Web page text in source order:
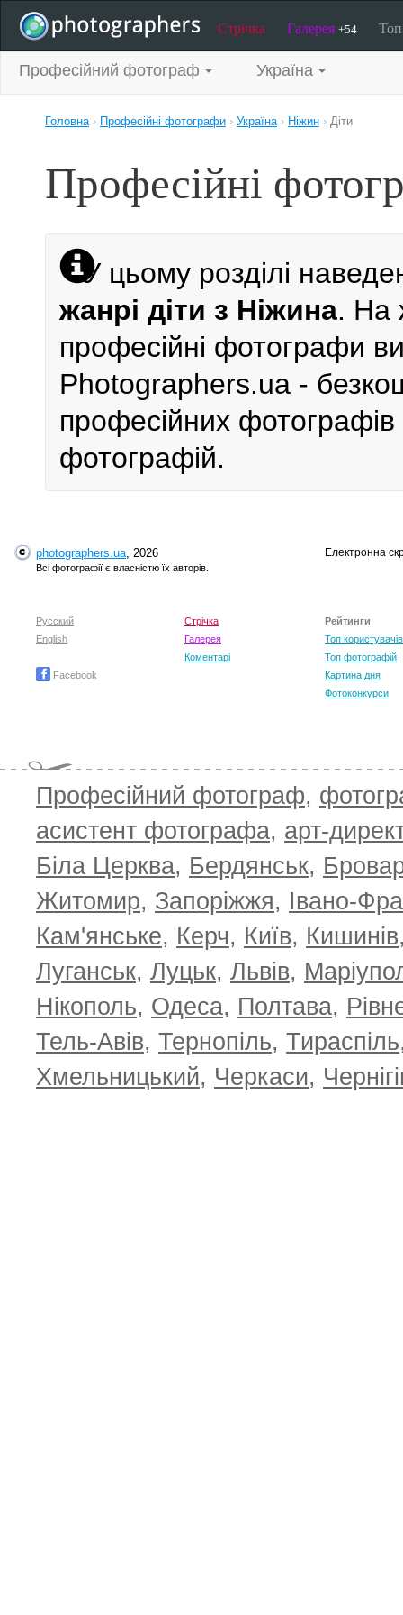
Стрічка Галерея +54
Професійний фотограф Україна
Головна› Професійні фотографи › Україна› Ніжин › Діти
Професійні
У цьому розділі
жанрі діти з Ніжина. На
професійні фотографи
Photographers.ua -
професійних фотографів
фотографій.
photographers.ua, 2026
Всі фотографії є власністю їх авторів.
Електронна
Русский
English
Facebook
Стрічка
Галерея
Коментарі
Рейтинги
Топ користувачів
Топ фотографій
Картина дня
Фотоконкурси
Професійний фотограф,
асистент фотографа, арт-
Біла Церква, Бердянськ,
Житомир, Запоріжжя, Івано-
Кам'янське, Керч, Київ, Кишинів
Луганськ, Луцьк, Львів,
Нікополь, Одеса, Полтава,
Тель-Авів, Тернопіль, Тираспіль
Хмельницький, Черкаси,